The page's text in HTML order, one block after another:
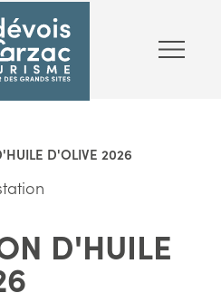
D'OLIVE 2026
D'HUILE